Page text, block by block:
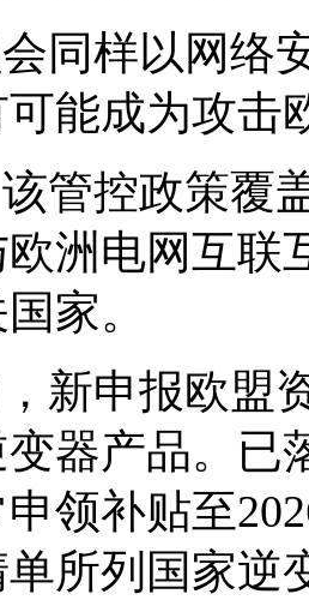
同样以网络
能成为攻击
管控政策覆
洲电网互联
家。
新申报欧盟
变器产品。已
领补贴至
单所列国家逆